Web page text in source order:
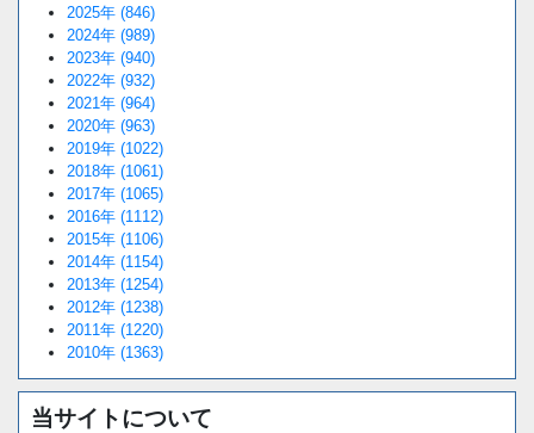
2025年 (846)
2024年 (989)
2023年 (940)
2022年 (932)
2021年 (964)
2020年 (963)
2019年 (1022)
2018年 (1061)
2017年 (1065)
2016年 (1112)
2015年 (1106)
2014年 (1154)
2013年 (1254)
2012年 (1238)
2011年 (1220)
2010年 (1363)
当サイトについて